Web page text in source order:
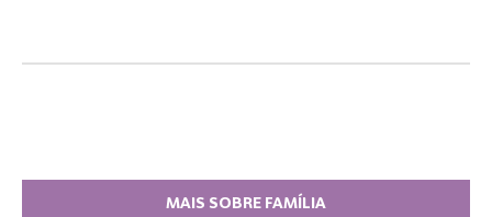
MAIS SOBRE FAMÍLIA